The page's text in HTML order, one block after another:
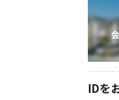
IDを